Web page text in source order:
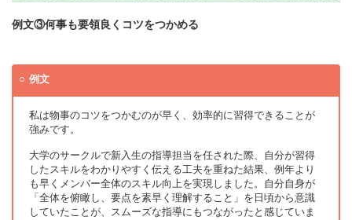
例文③何事も要領良くコツをつかめる
例文
私は物事のコツをつかむのが早く、効率的に習得できることが
強みです。
大学のサークルで新入生の指導担当を任された際、自分が習得
したスキルをわかりやすく伝える工夫を重ねた結果、例年より
も早くメンバー全体のスキル向上を実現しました。自分自身が
「全体を俯瞰し、要点を素早く理解すること」を日頃から意識
していたことが、スムーズな指導にもつながったと感じていま